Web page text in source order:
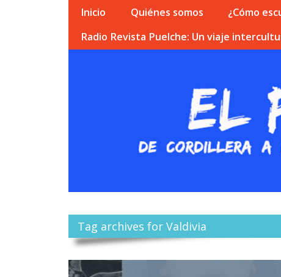
Inicio Quiénes somos ¿Cómo
Radio Revista Puelche: Un viaje
Tag archives for Valdivia